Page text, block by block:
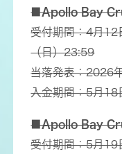
■Apollo Bay
受付期間：4月
（日）23:59
当落発表：2026
入金期間：5月18
■Apollo Bay
受付期間：5月